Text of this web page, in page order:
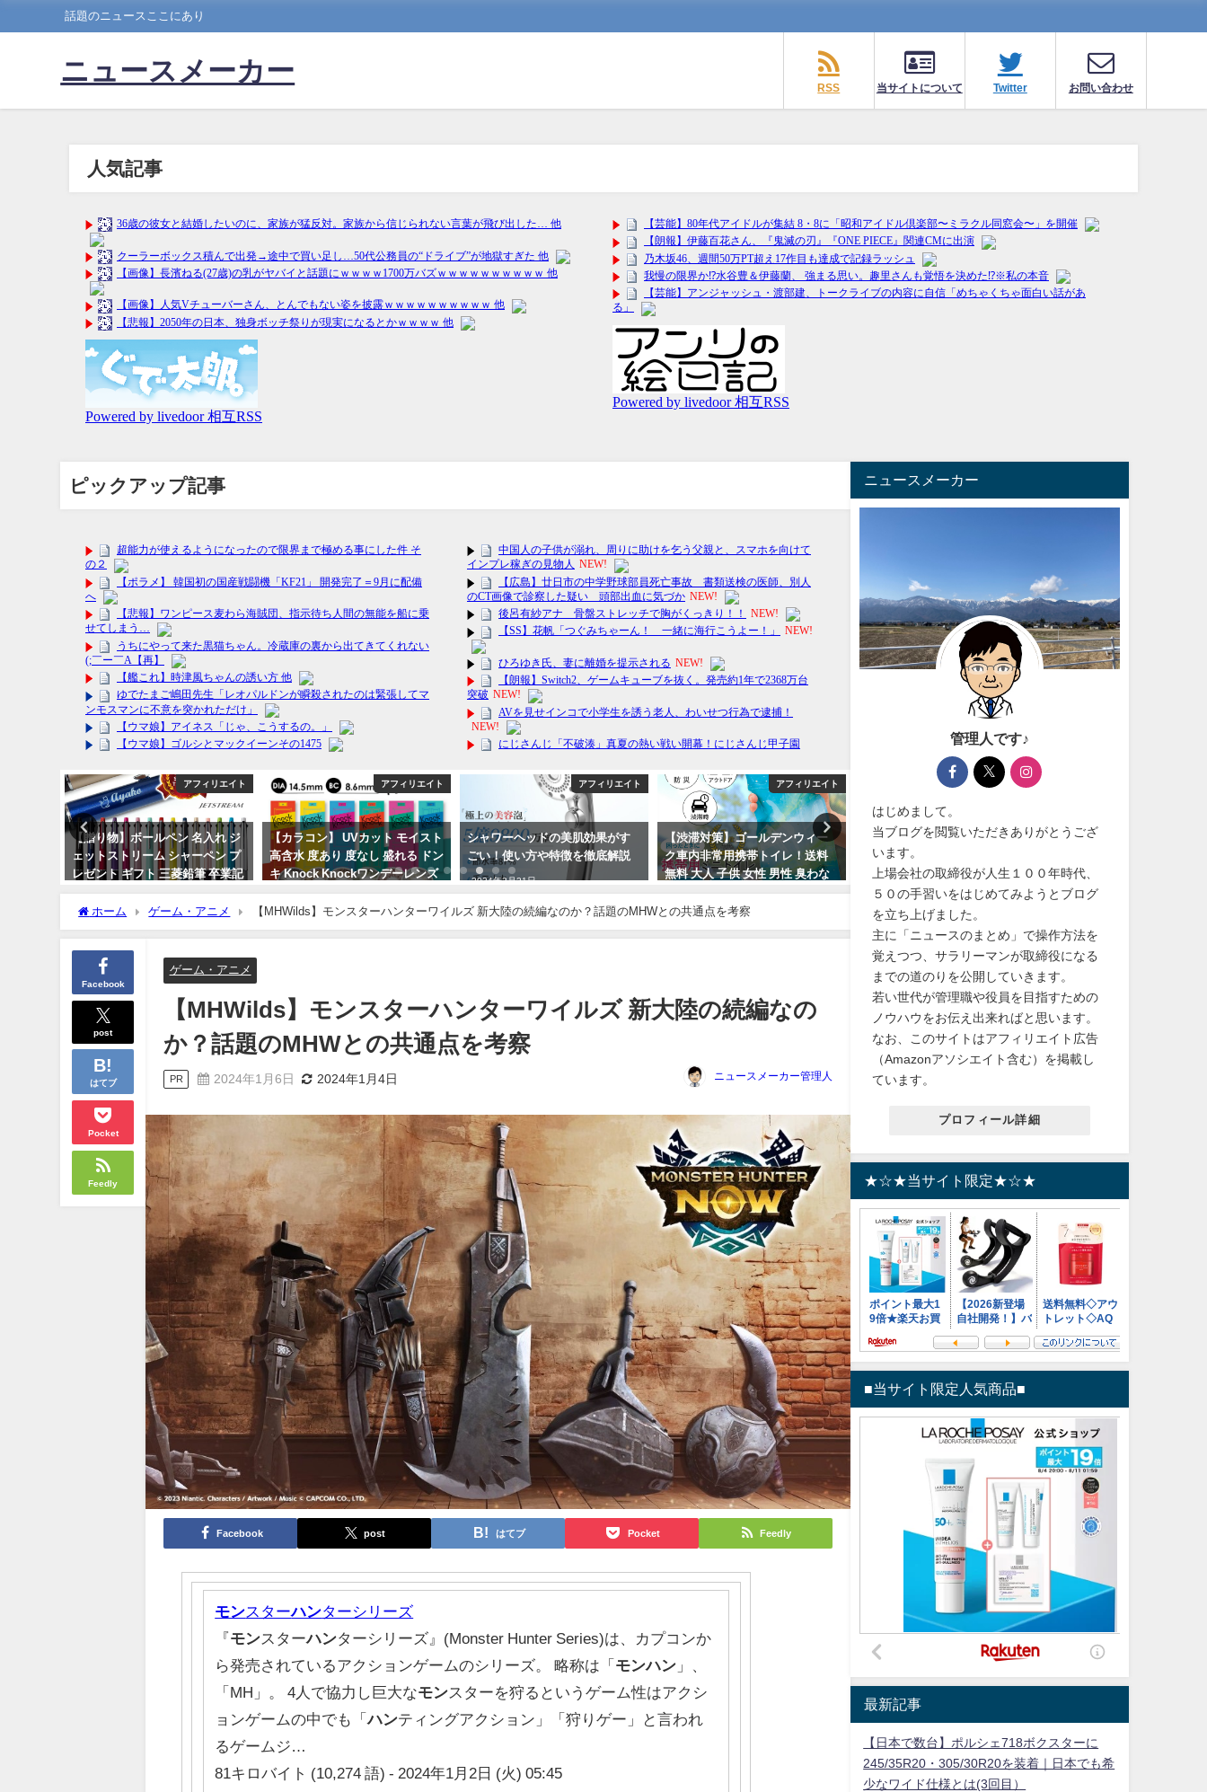
話題のニュースここにあり
ニュースメーカー
RSS 当サイトについて Twitter お問い合わせ
人気記事
ピックアップ記事
アフィリエイト
【贈り物】ボールペン 名入れ ジ
ェットストリーム シャーペン プ
レゼント ギフト 三菱鉛筆 卒業記
念品
2024年3月15日
アフィリエイト
【カラコン】 UVカット モイスト
高含水 度あり 度なし 盛れる ドン
キ Knock Knockワンデーレンズ
の魅力とは？
2024年3月26日
アフィリエイト
シャワーヘッドの美肌効果がす
ごい！使い方や特徴を徹底解説
2024年3月21日
アフィリエイト
【渋滞対策】ゴールデンウィー
ク車内非常用携帯トイレ！送料
無料 大人 子供 女性 男性 臭わな
い 使い捨て 固まる 簡易トイレ
2024年4月30日
芸能・エンタメ
【葬儀】宝塚宙組の有愛きい
（井上奈美）さんの告別式は10
月2日10：45家族のみで執り行な
われました。予告していた飛び
降り自殺は稽古終了後、満月の
夜に宙へ。。。
2023年10月5日
かわいいピクミングッズ！
傘がおすすめ
2024年3月21日
ホーム ゲーム・アニメ 【MHWilds】モンスターハンターワイルズ 新大陸の続編なのか？話題のMHWとの共通点を考察
Facebook
post
はてブ
Pocket
Feedly
ゲーム・アニメ
【MHWilds】モンスターハンターワイルズ 新大陸の続編なの
か？話題のMHWとの共通点を考察
PR 2024年1月6日 2024年1月4日 ニュースメーカー管理人
Facebook post はてブ Pocket Feedly
モンスターハンターシリーズ
『モンスターハンターシリーズ』(Monster Hunter Series)は、カプコンか
ら発売されているアクションゲームのシリーズ。 略称は「 モンハン 」、
「MH」。 4人で協力し巨大なモンスターを狩るというゲーム性はアクシ
ョンゲームの中でも「ハンティングアクション」「狩りゲー」と言われ
るゲームジ…
81キロバイト (10,274 語) - 2024年1月2日 (火) 05:45
ニュースメーカー
管理人です♪
はじめまして。
当ブログを閲覧いただきありがとうござ
います。
上場会社の取締役が人生１００年時代、
５０の手習いをはじめてみようとブログ
を立ち上げました。
主に「ニュースのまとめ」で操作方法を
覚えつつ、サラリーマンが取締役になる
までの道のりを公開していきます。
若い世代が管理職や役員を目指すための
ノウハウをお伝え出来ればと思います。
なお、このサイトはアフィリエイト広告
（Amazonアソシエイト含む）を掲載し
ています。
プロフィール詳細
★☆★当サイト限定★☆★
■当サイト限定人気商品■
最新記事
【日本で数台】ポルシェ718ボクスターに
245/35R20・305/30R20を装着｜日本でも希
少なワイド仕様とは(3回目）